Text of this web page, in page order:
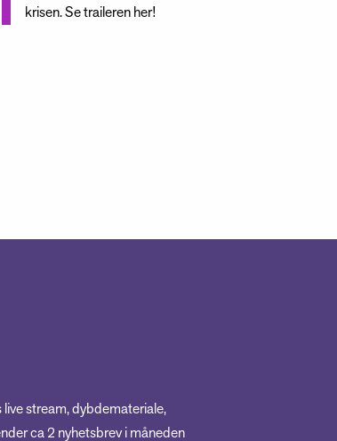
krisen. Se traileren her!
stream, dybdemateriale,
ca 2 nyhetsbrev i måneden